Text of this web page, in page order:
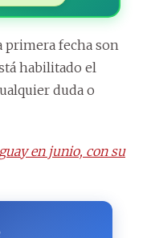
primera fecha son
habilitado el
duda o
en junio, con su